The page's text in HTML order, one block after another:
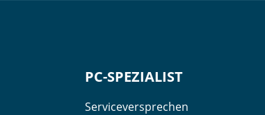
PC-SPEZIALIST
Serviceversprechen